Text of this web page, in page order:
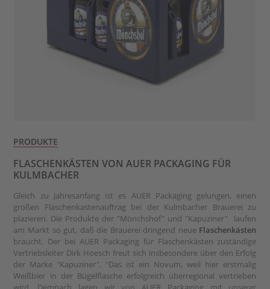
PRODUKTE
FLASCHENKÄSTEN VON AUER PACKAGING FÜR
KULMBACHER
Gleich zu Jahresanfang ist es AUER Packaging gelungen, einen
großen Flaschenkastenauftrag bei der Kulmbacher Brauerei zu
plazieren. Die Produkte der "Mönchshof" und "Kapuziner" laufen
am Markt so gut, daß die Brauerei dringend neue Flaschenkästen
braucht. Der bei AUER Packaging für Flaschenkästen zuständige
Vertriebsleiter Dirk Hoesch freut sich insbesondere über den Erfolg
der Marke "Kapuziner". "Das ist ein Novum, weil hier erstmalig
Weißbier in der Bügelflasche erfolgreich überregional vertrieben